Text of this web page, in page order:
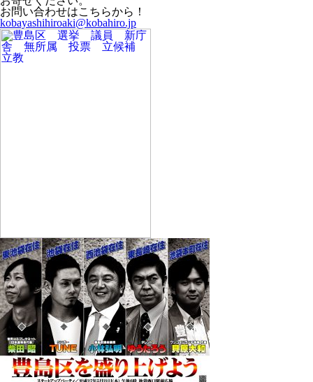
お問い合わせはこちらから！
kobayashihiroaki@kobahiro.jp